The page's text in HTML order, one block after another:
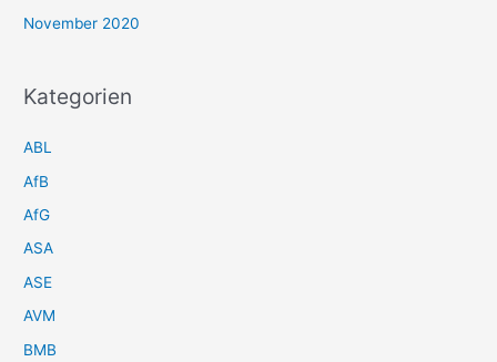
November 2020
Kategorien
ABL
AfB
AfG
ASA
ASE
AVM
BMB